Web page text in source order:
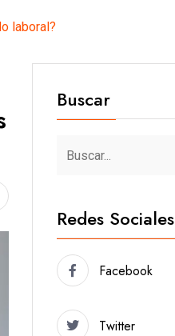
laboral?
Buscar
Redes Sociales
Facebook
Twitter